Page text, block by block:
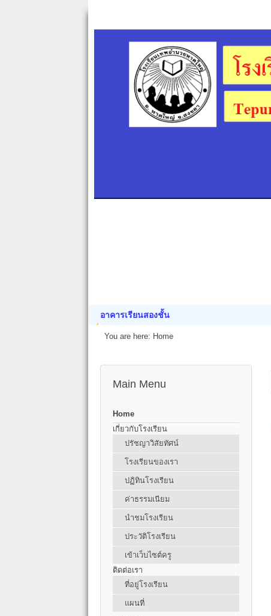
อาคารเรียนสองชั้น
You are here: Home
Main Menu
Home
เกี่ยวกับโรงเรียน
ปรัชญาวิสัยทัศน์
โรงเรียนของเรา
ปฏิทินโรงเรียน
ค่าธรรมเนียม
นำชมโรงเรียน
ประวัติโรงเรียน
เข้าเว็บไซต์ครู
ติดต่อเรา
ที่อยู่โรงเรียน
แผนที่